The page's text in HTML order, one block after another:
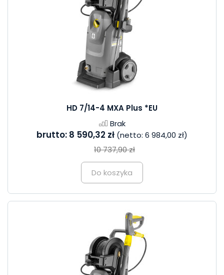
HD 7/14-4 MXA Plus *EU
Brak
brutto: 8 590,32 zł (netto: 6 984,00 zł)
10 737,90 zł
Do koszyka